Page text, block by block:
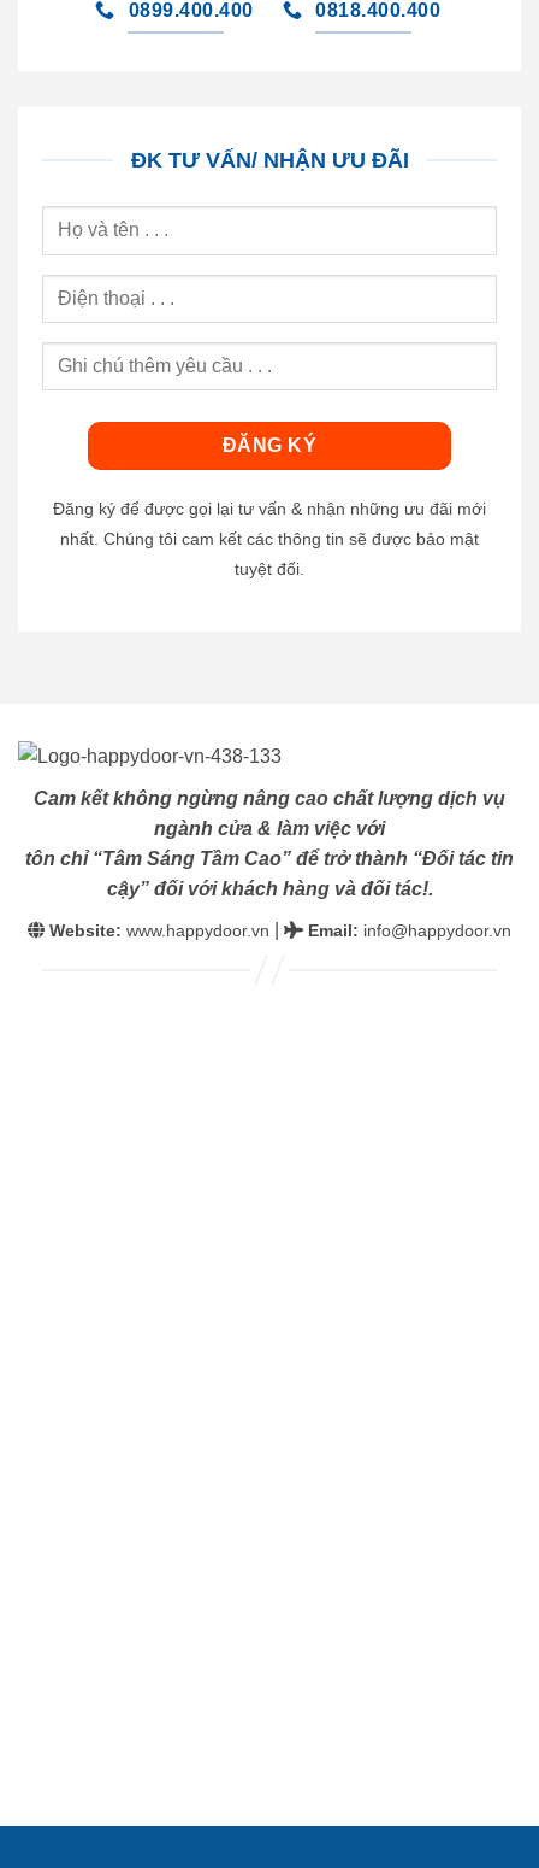
0899.400.400 0818.400.400
ĐK TƯ VẤN/ NHẬN ƯU ĐÃI
Đăng ký để được gọi lại tư vấn & nhận những ưu đãi mới
nhất. Chúng tôi cam kết các thông tin sẽ được bảo mật
tuyệt đối.
Cam kết không ngừng nâng cao chất lượng dịch vụ
ngành cửa & làm việc với
tôn chỉ “Tâm Sáng Tầm Cao” để trở thành “Đối tác tin
cậy” đối với khách hàng và đối tác!.
Website: www.happydoor.vn Email: info@happydoor.vn